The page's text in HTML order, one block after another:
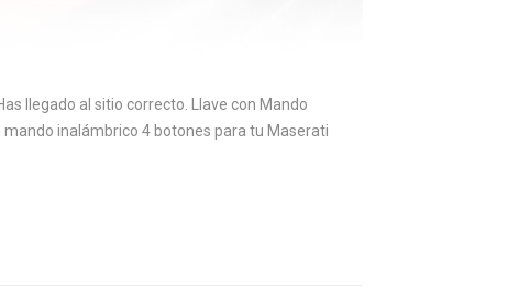
llegado al sitio correcto. Llave con Mando
mando inalámbrico 4 botones para tu Maserati